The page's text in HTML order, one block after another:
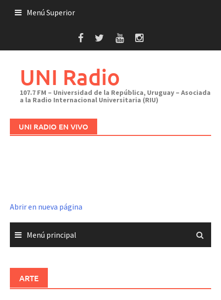
Menú Superior
UNI Radio
107.7 FM – Universidad de la República, Uruguay – Asociada
a la Radio Internacional Universitaria (RIU)
UNI RADIO EN VIVO
Abrir en nueva página
Menú principal
ARTE